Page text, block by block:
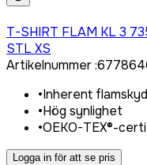
T-SHIRT FLAM KL 3
STL XS
Artikelnummer:677864
•Inherent
•Hög synlighet
•OEKO-TEX®-
Logga in för att se pris